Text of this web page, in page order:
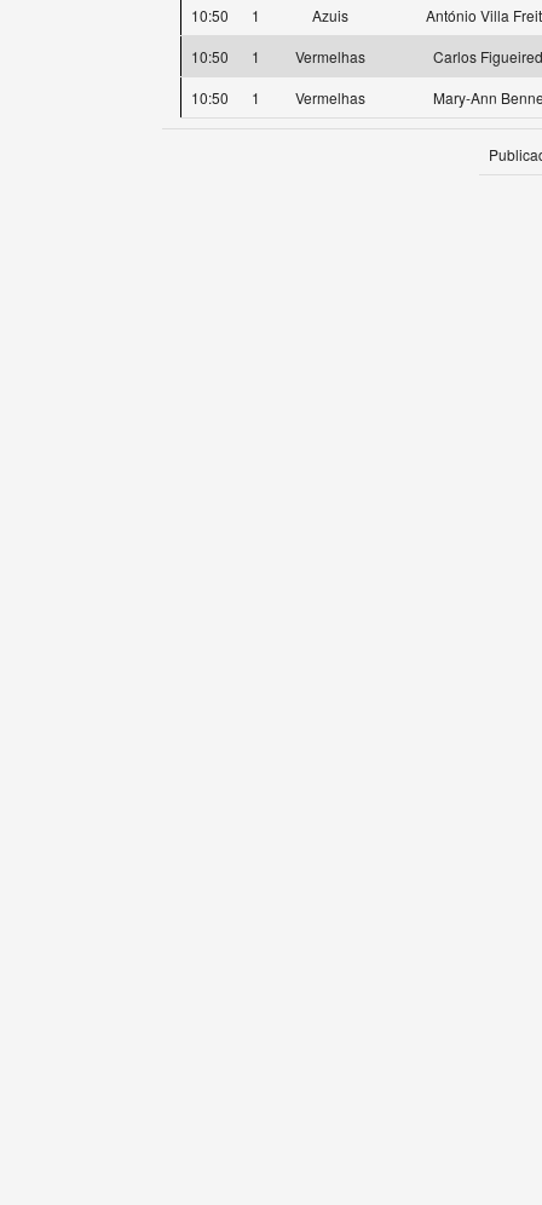
10:50 1 Azuis
António Villa
10:50
1 Vermelhas
Carlos
10:50
1 Vermelhas Mary-Ann